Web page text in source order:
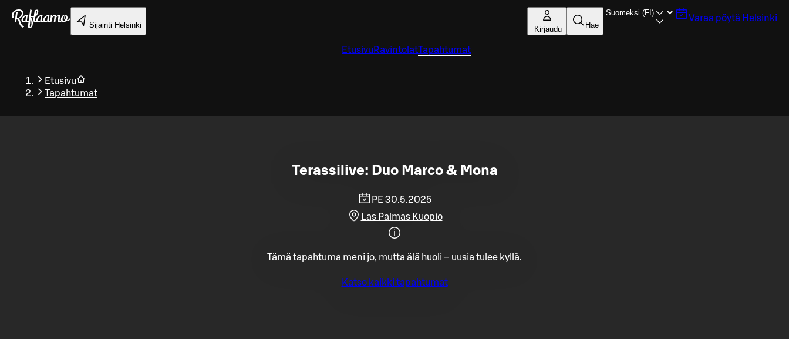
Siirry pääsisältöön
Sijainti Helsinki Kirjaudu Hae
Varaa pöytä Helsinki
Etusivu RavintolatTapahtumat
Etusivu
Tapahtumat
Takaisin
Terassilive: Duo Marco & Mona
PE 30.5.2025
Las Palmas Kuopio
Tämä tapahtuma meni jo, mutta älä huoli – uusia tulee kyllä.
Katso kaikki tapahtumat